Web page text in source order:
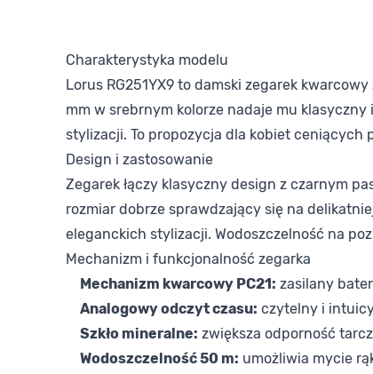
Charakterystyka modelu
Lorus RG251YX9 to damski zegarek
mm w srebrnym kolorze nadaje mu
stylizacji. To propozycja dla kobiet
Design i zastosowanie
Zegarek łączy klasyczny design z czarnym
rozmiar dobrze sprawdzający się na
eleganckich stylizacji. Wodoszczelność na
Mechanizm i funkcjonalność zegarka
Mechanizm kwarcowy PC21: zasilany
Analogowy odczyt czasu: czytelny i
Szkło mineralne: zwiększa odporność
Wodoszczelność 50 m: umożliwia mycie